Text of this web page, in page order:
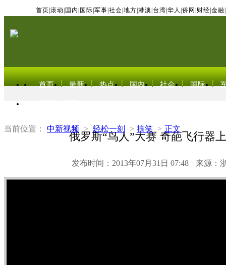
首页 滚动 国内 国际 军事 社会 地方 港澳 台湾 华人 侨网 财经 金融
首页 最新 热点 国内 社会 国际
当前位置： 中新视频 > 轻松一刻 > 搞笑 > 正文
俄罗斯“鸟人”大赛 奇葩飞行器
发布时间：2013年07月31日 07:48 来源：